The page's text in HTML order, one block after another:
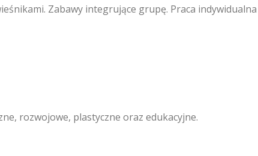
Zabawy integrujące grupę. Praca indywidualna
rozwojowe, plastyczne oraz edukacyjne.